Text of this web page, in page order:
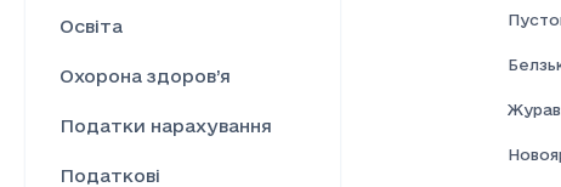
Освіта
Охорона здоров’я
Податки нарахування
Податкові